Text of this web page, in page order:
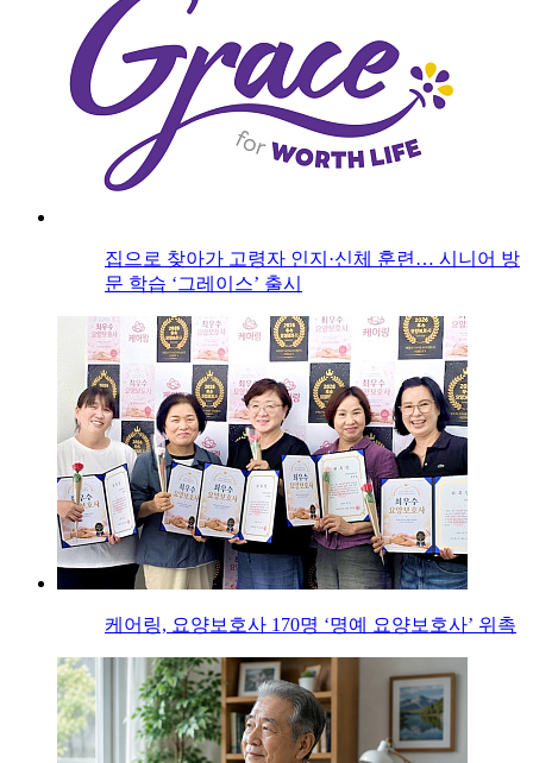
집으로 찾아가 고령자 인지·신체 훈련… 시니어 방
문 학습 ‘그레이스’ 출시
케어링, 요양보호사 170명 ‘명예 요양보호사’ 위촉